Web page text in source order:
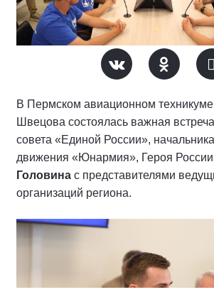
В Пермском авиационном
Швецова состоялась важная
совета «Единой России»,
движения «Юнармия», Героя России
Головина с представителями
организаций региона.